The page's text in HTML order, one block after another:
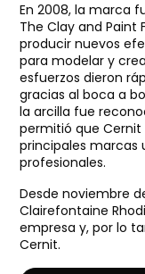
En 2008, la marca
The Clay and Paint
producir nuevos
para modelar y
esfuerzos dieron
gracias al boca a
la arcilla fue
permitió que Cernit
principales marcas
profesionales.
Desde noviembre
Clairefontaine
empresa y, por lo
Cernit.